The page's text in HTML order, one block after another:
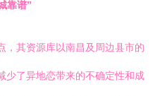
靠谱”
，其资源库以南昌及周边县市的
少了异地恋带来的不确定性和成